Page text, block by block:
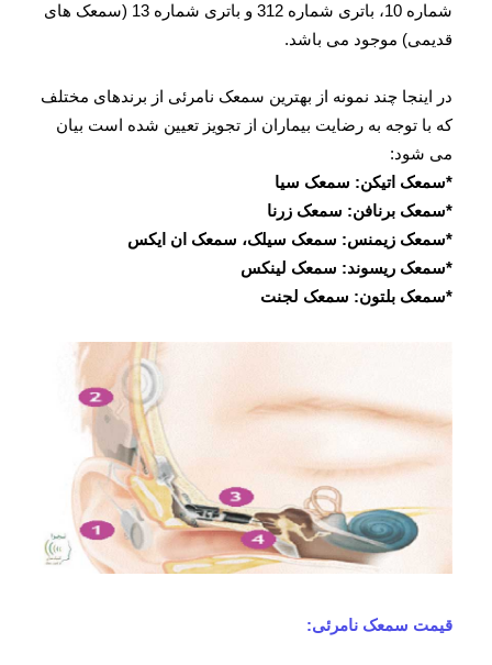
شماره 10، باتری شماره 312 و باتری شماره 13 (سمعک های
قدیمی) موجود می باشد.
در اینجا چند نمونه از بهترین سمعک نامرئی از برندهای مختلف
که با توجه به رضایت بیماران از تجویز تعیین شده است بیان
می شود:
*سمعک اتیکن: سمعک سیا
*سمعک برنافن: سمعک زرنا
*سمعک زیمنس: سمعک سیلک، سمعک ان ایکس
*سمعک ریسوند: سمعک لینکس
*سمعک بلتون: سمعک لجنت
قیمت سمعک نامرئی: